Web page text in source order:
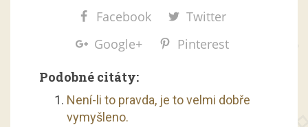
Facebook
Twitter
Google+
Pinterest
Podobné citáty:
Není-li to pravda, je to velmi dobře
vymyšleno.